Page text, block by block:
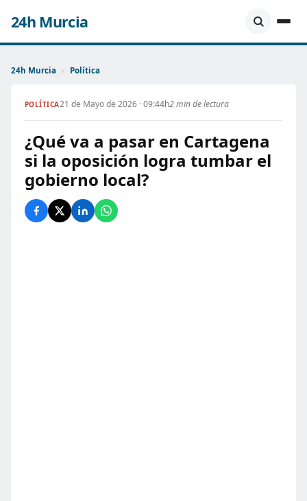
24h Murcia
24h Murcia › Política
POLÍTICA21 de Mayo de 2026 · 09:44h2 min de lectura
¿Qué va a pasar en Cartagena
si la oposición logra tumbar el
gobierno local?